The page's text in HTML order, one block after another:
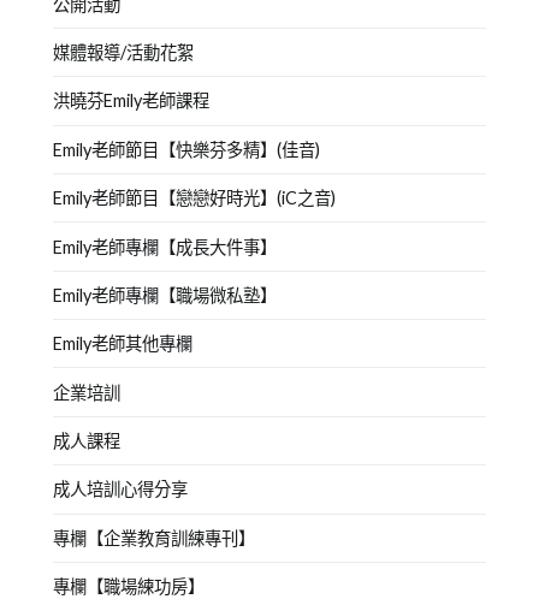
媒體報導/活動花絮
洪曉芬Emily老師課程
Emily老師節目【快樂芬多精】(佳音)
Emily老師節目【戀戀好時光】(iC之音)
Emily老師專欄【成長大件事】
Emily老師專欄【職場微私塾】
Emily老師其他專欄
企業培訓
成人課程
成人培訓心得分享
專欄【企業教育訓練專刊】
專欄【職場練功房】